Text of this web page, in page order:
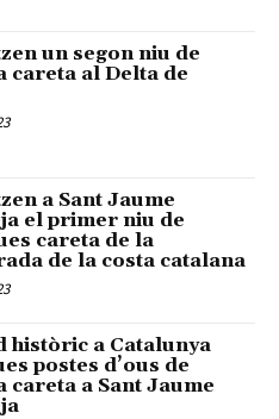
un segon niu de
careta al Delta de
a Sant Jaume
el primer niu de
careta de la
de la costa catalana
històric a Catalunya
postes d’ous de
careta a Sant Jaume